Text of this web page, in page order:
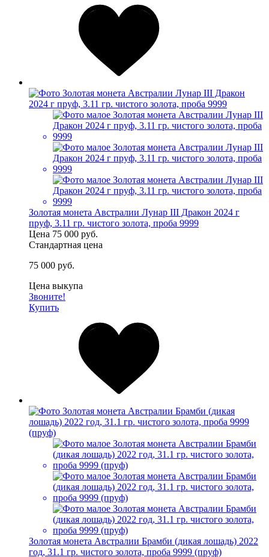
Золотая монета Австралии Лунар III Дракон 2024 г
пруф, 3.11 гр. чистого золота, проба 9999
Цена 75 000 руб.
Стандартная цена
75 000 руб.
Цена выкупа
Звоните!
Купить
Золотая монета Австралии Брамби (дикая лошадь) 2022
год, 31.1 гр. чистого золота, проба 9999 (пруф)